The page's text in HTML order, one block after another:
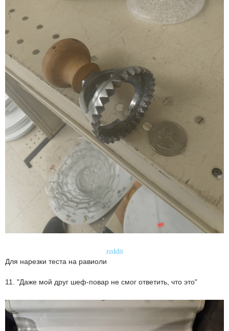
reddit
Для нарезки теста на равиоли
11. "Даже мой друг шеф-повар не смог ответить, что это"